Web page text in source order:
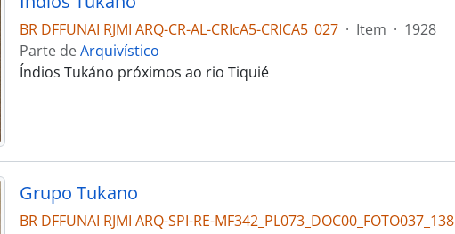
BR DFFUNAI RJMI ARQ-CR-AL-CRIcA5-CRICA5_027 · Item · 1928
Parte deArquivístico
Índios Tukáno próximos ao rio Tiquié
Grupo Tukano
BR DFFUNAI RJMI ARQ-SPI-RE-MF342_PL073_DOC00_FOTO037_138